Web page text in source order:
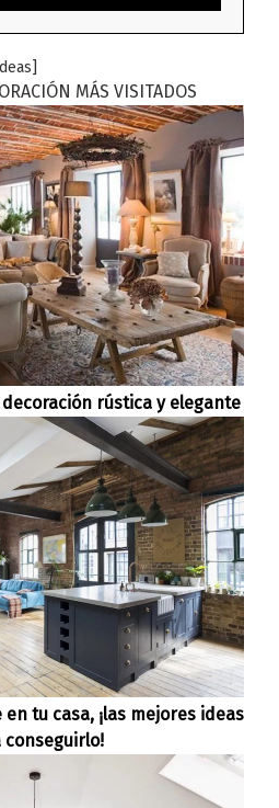
MÁS VISITADOS
rústica y elegante
tu casa, ¡las mejores ideas
conseguirlo!